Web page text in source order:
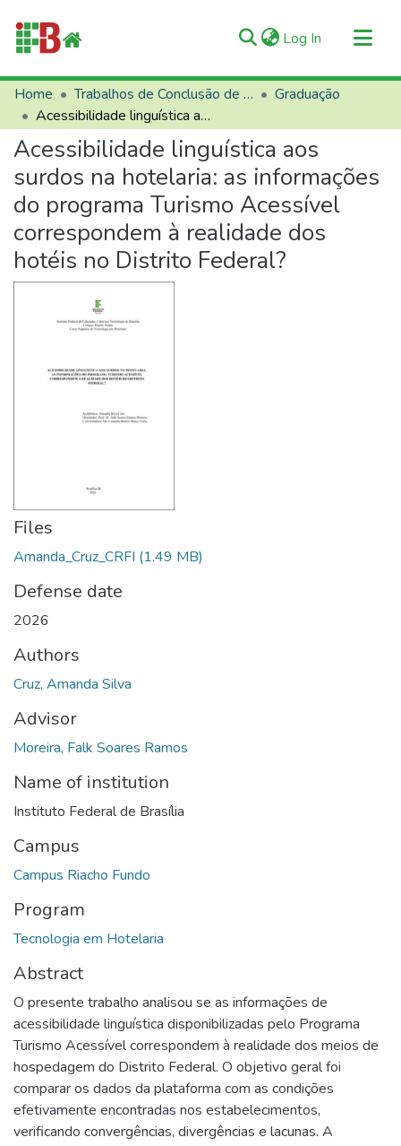
Log In (current)
Communities & Collections
All of RIIFB
Manuals and Terms
Statistics
About RIIFB
Help
Contacts
Home Trabalhos de Conclusão de Curso (TCCs)
Graduação
Acessibilidade linguística aos surdos na hotelaria: as informações do programa Turismo Acessível correspondem à realidade dos hotéis no Distrito Federal?
Acessibilidade linguística aos
surdos na hotelaria: as informações
do programa Turismo Acessível
correspondem à realidade dos
hotéis no Distrito Federal?
Files
Amanda_Cruz_CRFI (1.49 MB)
Defense date
2026
Authors
Cruz, Amanda Silva
Advisor
Moreira, Falk Soares Ramos
Name of institution
Instituto Federal de Brasília
Campus
Campus Riacho Fundo
Program
Tecnologia em Hotelaria
Abstract
O presente trabalho analisou se as informações de
acessibilidade linguística disponibilizadas pelo Programa
Turismo Acessível correspondem à realidade dos meios de
hospedagem do Distrito Federal. O objetivo geral foi
comparar os dados da plataforma com as condições
efetivamente encontradas nos estabelecimentos,
verificando convergências, divergências e lacunas. A